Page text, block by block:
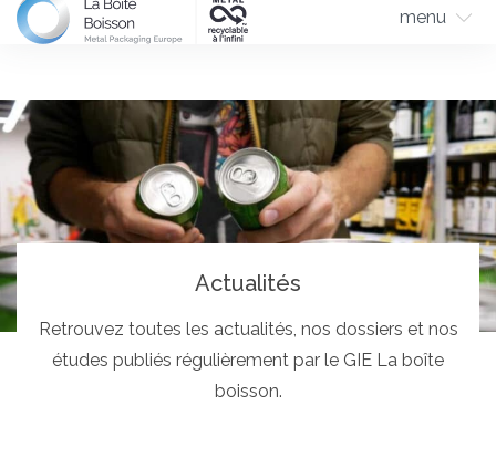
menu
Actualités
Retrouvez toutes les actualités, nos dossiers et nos
études publiés régulièrement par le GIE La boîte
boisson.